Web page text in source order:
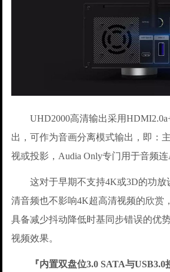
UHD2000高清输出采用
出，可作为音画分离模式输出，即：
视或投影，Audia Only专门用于音频连
这对于早期不支持4K或3D的功放
清音频也不影响4K超高清视频的欣赏
具备减少抖动降低时基同步错误的优
视频效果。
『内置双盘位3.0 SATA与